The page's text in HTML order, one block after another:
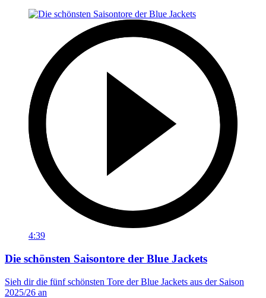
4:39
Die schönsten Saisontore der Blue Jackets
Sieh dir die fünf schönsten Tore der Blue Jackets aus der Saison
2025/26 an